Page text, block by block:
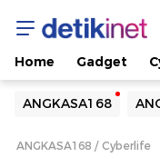
Home Gadget
ANGKASA168
Yang sedang ramai
Loading...
ANGKASA168 Cyberlife